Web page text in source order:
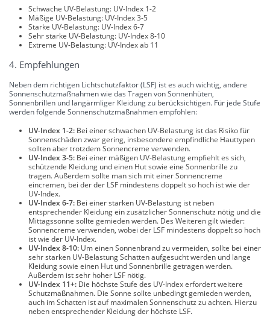
Schwache UV-Belastung: UV-Index 1-2
Mäßige UV-Belastung: UV-Index 3-5
Starke UV-Belastung: UV-Index 6-7
Sehr starke UV-Belastung: UV-Index 8-10
Extreme UV-Belastung: UV-Index ab 11
4. Empfehlungen
Neben dem richtigen Lichtschutzfaktor (LSF) ist es auch wichtig, andere
Sonnenschutzmaßnahmen wie das Tragen von Sonnenhüten,
Sonnenbrillen und langärmliger Kleidung zu berücksichtigen. Für jede Stufe
werden folgende Sonnenschutzmaßnahmen empfohlen:
UV-Index 1-2: Bei einer schwachen UV-Belastung ist das Risiko für
Sonnenschäden zwar gering, insbesondere empfindliche Hauttypen
sollten aber trotzdem Sonnencreme verwenden.
UV-Index 3-5: Bei einer mäßigen UV-Belastung empfiehlt es sich,
schützende Kleidung und einen Hut sowie eine Sonnenbrille zu
tragen. Außerdem sollte man sich mit einer Sonnencreme
eincremen, bei der der LSF mindestens doppelt so hoch ist wie der
UV-Index.
UV-Index 6-7: Bei einer starken UV-Belastung ist neben
entsprechender Kleidung ein zusätzlicher Sonnenschutz nötig und die
Mittagssonne sollte gemieden werden. Des Weiteren gilt wieder:
Sonnencreme verwenden, wobei der LSF mindestens doppelt so hoch
ist wie der UV-Index.
UV-Index 8-10: Um einen Sonnenbrand zu vermeiden, sollte bei einer
sehr starken UV-Belastung Schatten aufgesucht werden und lange
Kleidung sowie einen Hut und Sonnenbrille getragen werden.
Außerdem ist sehr hoher LSF nötig.
UV-Index 11+: Die höchste Stufe des UV-Index erfordert weitere
Schutzmaßnahmen. Die Sonne sollte unbedingt gemieden werden,
auch im Schatten ist auf maximalen Sonnenschutz zu achten. Hierzu
neben entsprechender Kleidung der höchste LSF.